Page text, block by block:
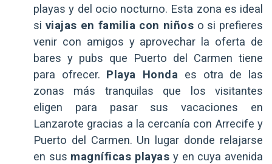
playas y del ocio nocturno. Esta zona es ideal
si viajas en familia con niños o si prefieres
venir con amigos y aprovechar la oferta de
bares y pubs que Puerto del Carmen tiene
para ofrecer. Playa Honda es otra de las
zonas más tranquilas que los visitantes
eligen para pasar sus vacaciones en
Lanzarote gracias a la cercanía con Arrecife y
Puerto del Carmen. Un lugar donde relajarse
en sus magníficas playas y en cuya avenida